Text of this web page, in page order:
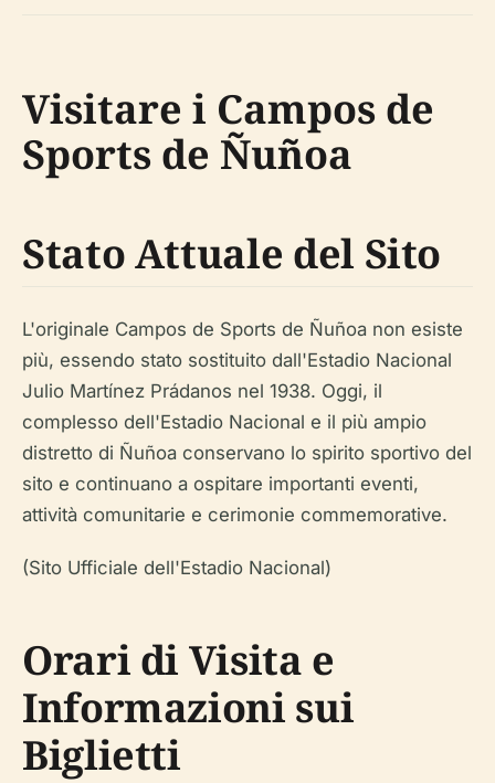
Visitare i Campos de
Sports de Ñuñoa
Stato Attuale del Sito
L'originale Campos de Sports de Ñuñoa non esiste
più, essendo stato sostituito dall'Estadio Nacional
Julio Martínez Prádanos nel 1938. Oggi, il
complesso dell'Estadio Nacional e il più ampio
distretto di Ñuñoa conservano lo spirito sportivo del
sito e continuano a ospitare importanti eventi,
attività comunitarie e cerimonie commemorative.
(Sito Ufficiale dell'Estadio Nacional)
Orari di Visita e
Informazioni sui
Biglietti